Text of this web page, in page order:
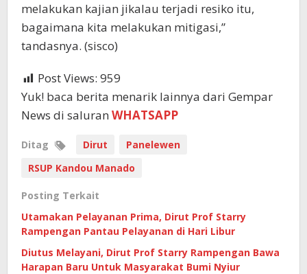
melakukan kajian jikalau terjadi resiko itu,
bagaimana kita melakukan mitigasi,”
tandasnya. (sisco)
Post Views: 959
Yuk! baca berita menarik lainnya dari Gempar
News di saluran WHATSAPP
Ditag Dirut
Panelewen
RSUP Kandou Manado
Posting Terkait
Utamakan Pelayanan Prima, Dirut Prof Starry
Rampengan Pantau Pelayanan di Hari Libur
Diutus Melayani, Dirut Prof Starry Rampengan Bawa
Harapan Baru Untuk Masyarakat Bumi Nyiur